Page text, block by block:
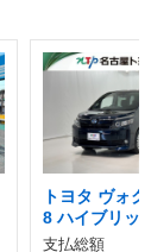
トヨタ ヴォ
8 ハイブリッ
支払総額